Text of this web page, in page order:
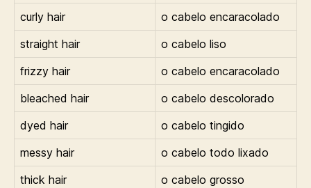
curly hair
o cabelo encaracolado
straight hair
o cabelo liso
frizzy hair
o cabelo encaracolado
bleached hair
o cabelo descolorado
dyed hair
o cabelo tingido
messy hair
o cabelo todo lixado
thick hair
o cabelo grosso